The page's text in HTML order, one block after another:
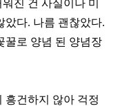
진 건 사실이나 미
았다. 나름 괜찮았다.
꿀로 양념 된 양념장
흥건하지 않아 걱정